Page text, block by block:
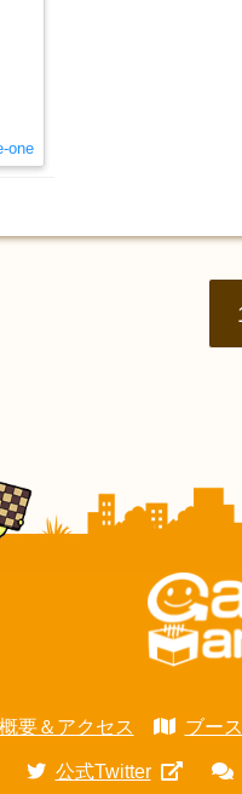
one
要＆アクセス ブー
公式Twitter